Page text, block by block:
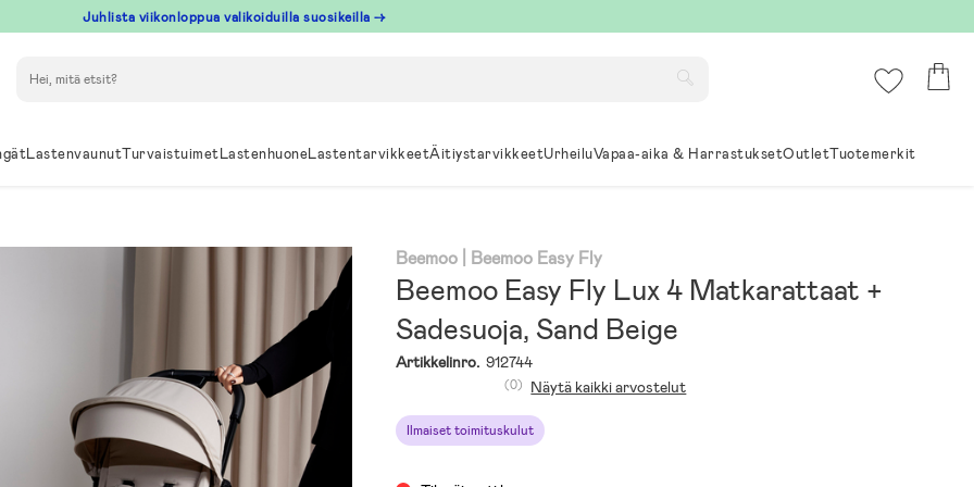
Juhlista viikonloppua valikoiduilla suosikeilla →
LastenvaunutTurvaistuimetLastenhuoneLastentarvikkeetÄitiystarvikkeetUrheiluVapaa-aika & HarrastuksetOutletTuotemerkit
Beemoo | Beemoo Easy Fly
Beemoo Easy Fly Lux 4 Matkarattaat +
Sadesuoja, Sand Beige
Artikkelinro. 912744
Ilmaiset toimituskulut
(0) Näytä kaikki arvostelut